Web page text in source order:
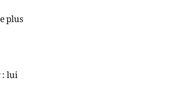
plus
: lui